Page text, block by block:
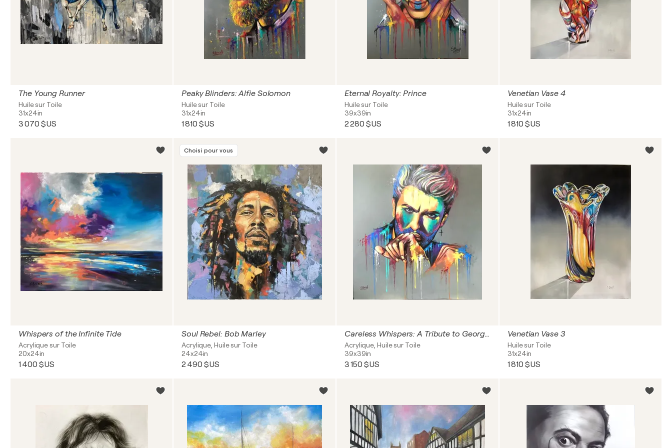
The Young Runner
Huile sur Toile
31x24in
3 070 $US
Peaky Blinders: Alfie Solomon
Huile sur Toile
31x24in
1 810 $US
Eternal Royalty: Prince
Huile sur Toile
39x39in
2 280 $US
Venetian Vase 4
Huile sur Toile
31x24in
1 810 $US
Whispers of the Infinite Tide
Acrylique sur Toile
20x24in
1 400 $US
Choisi pour vous
Soul Rebel: Bob Marley
Acrylique, Huile sur Toile
24x24in
2 490 $US
Careless Whispers: A Tribute to George Michael
Acrylique, Huile sur Toile
39x39in
3 150 $US
Venetian Vase 3
Huile sur Toile
31x24in
1 810 $US